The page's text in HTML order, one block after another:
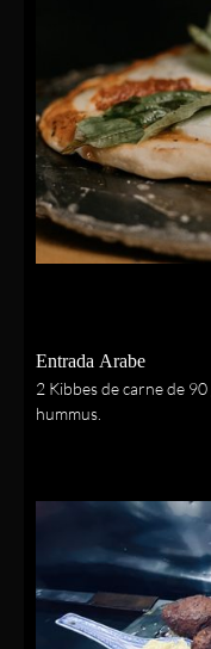
Entrada Arabe
2 Kibbes de carne de
hummus.